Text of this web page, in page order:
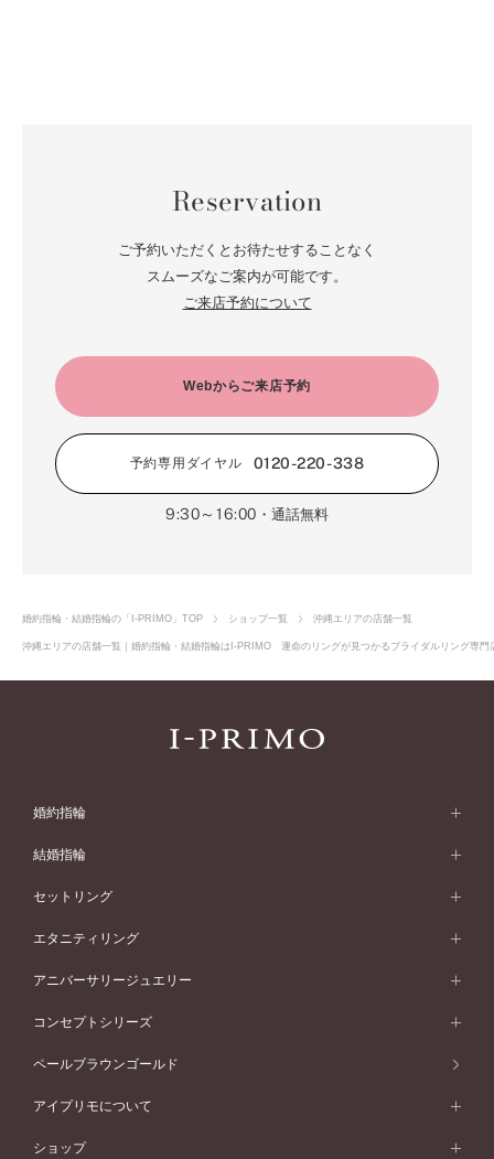
Reservation
ご予約いただくとお待たせすることなく
スムーズなご案内が可能です。
ご来店予約について
Webからご来店予約
予約専用ダイヤル 0120-220-338
9:30～16:00 ・通話無料
婚約指輪・結婚指輪の「I-PRIMO」TOP ショップ一覧 沖縄エリアの店舗一覧
沖縄エリアの店舗一覧｜婚約指輪・結婚指輪はI-PRIMO 運命のリングが見つかるブライダルリング専門
婚約指輪
婚約指輪 (エンゲージリング)
婚約指輪一覧
ピンクゴールド
ペールブラウンゴールド
ウェーブライン
V字ライン
ワンサイドメレ
ダブルサイドメレ
フェミニン
モード
50万円台～
40万円台～
結婚指輪
結婚指輪 (マリッジリング)
結婚指輪一覧
ピンクゴールド
ペールブラウンゴールド
ウェーブライン
V字ライン
ワンメレ
セベラルメレ
フェミニン
セットリング
セットリング
セットリング一覧
ピンクゴールド
ペールブラウンゴールド
エタニティリング
エタニティリング
エタニティリング一覧
ピンクゴールド
アニバーサリージュエリー
アニバーサリージュエリー
アニバーサリージュエリー一覧
コンセプトシリーズ
コンセプトシリーズ
オリジンビリーフ
ペールブラウンゴールド
アイプリモについて
アイプリモについて
ショップ